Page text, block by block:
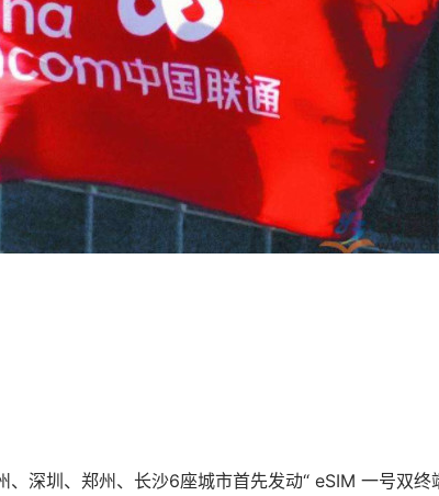
深圳、郑州、长沙6座城市首先发动“ eSIM 一号双终